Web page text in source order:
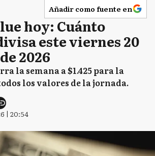
Añadir como fuente en
hoy: Cuánto
este viernes 20
2026
la semana a $1.425 para la
los valores de la jornada.
| 20:54